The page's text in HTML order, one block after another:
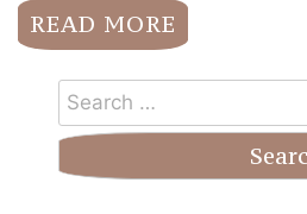
READ MORE
Search
for: